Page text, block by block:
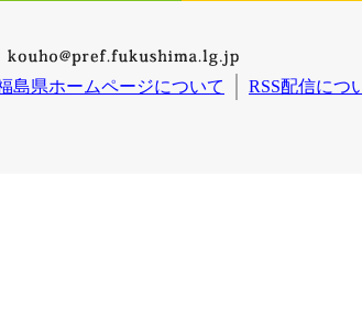
島県ホームページについて
RSS配信につ